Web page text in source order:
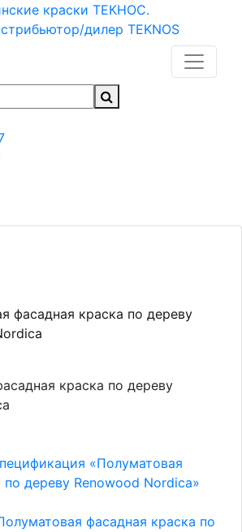
фасадная краска по дереву
«Полуматовая
по дереву Renowood Nordica»
фасадная краска по